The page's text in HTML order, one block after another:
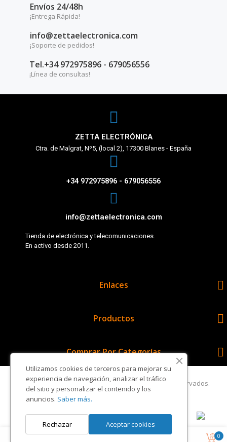
0
Envíos 24/48h
¡Entrega Rápida!
info@zettaelectronica.com
¡Soporte de pedidos!
Tel.+34 972975896 - 679056556
¡Línea de consultas!
ZETTA ELECTRÓNICA
Ctra. de Malgrat, Nº5, (local 2), 17300 Blanes - España
+34 972975896 - 679056556
info@zettaelectronica.com
Tienda de electrónica y telecomunicaciones.
En activo desde 2011.
Enlaces 
Productos 
Comprar Por Categorías 
Copyright © Zetta Electrónica. Todos los derechos reservados.
Utilizamos cookies de terceros para mejorar su
experiencia de navegación, analizar el tráfico
del sitio y personalizar el contenido y los
anuncios. Saber más.
Aceptar cookies
Rechazar